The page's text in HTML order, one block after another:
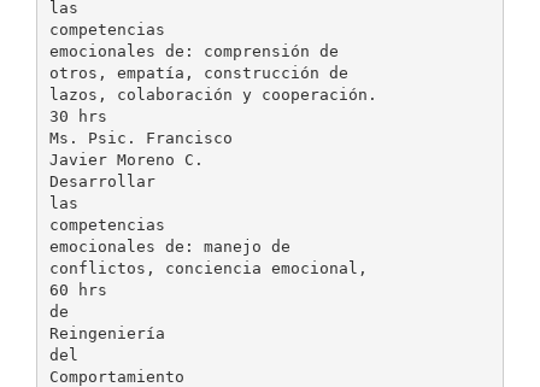
las
competencias
emocionales de: comprensión de
otros, empatía, construcción de
lazos, colaboración y cooperación.
30 hrs
Ms. Psic. Francisco
Javier Moreno C.
Desarrollar
las
competencias
emocionales de: manejo de
conflictos, conciencia emocional,
60 hrs
de
Reingeniería
del
Comportamiento